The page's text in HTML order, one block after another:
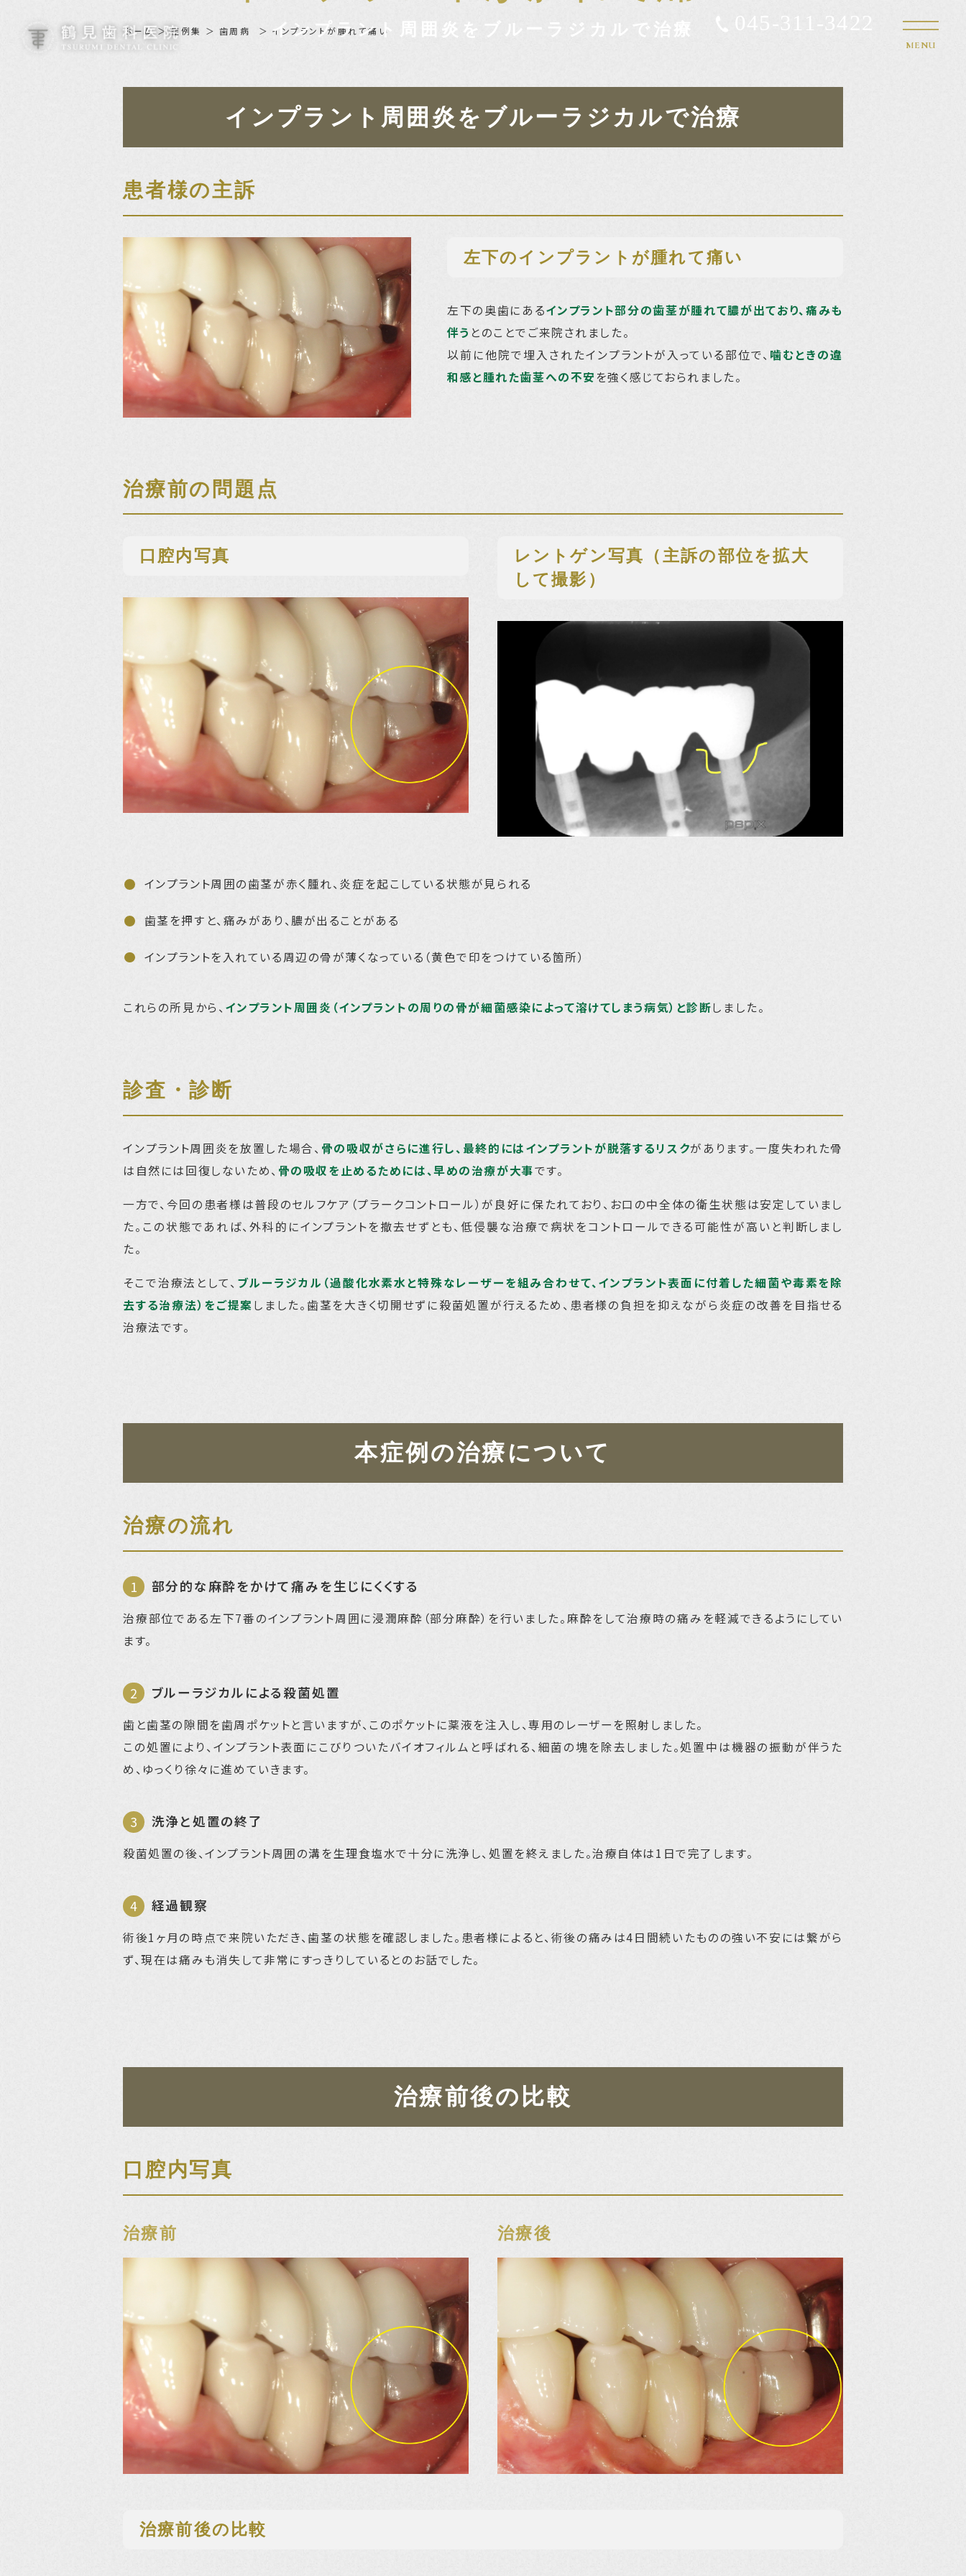
045-311-3422
MENU
インプラント周囲炎をブルーラジカルで治療
ホーム 症例集 歯周病 インプラントが腫れて痛い
インプラント周囲炎を ブルーラジカルで治療
患者様の主訴
左下のインプラントが腫れて痛い
左下の奥歯にあるインプラント部分の歯茎が腫れて膿が出ており、痛みも
伴う とのことでご来院されました。
以前に他院で埋入されたインプラントが入っている部位で、 噛むときの違
和感と腫れた歯茎への不安 を強く感じておられました。
治療前の問題点
口腔内写真
レントゲン写真（主訴の部位を拡大
して撮影）
インプラント周囲の歯茎が赤く腫れ、炎症を起こしている状態が見られる
歯茎を押すと、痛みがあり、膿が出ることがある
インプラントを入れている周辺の骨が薄くなっている（黄色で印をつけている箇所）
これらの所見から、 インプラント周囲炎（インプラントの周りの骨が細菌感染によって溶けてしまう病気）と診断しました。
診査・診断
インプラント周囲炎を放置した場合、 骨の吸収がさらに進行し、最終的にはインプラントが脱落するリスクがあります。一度失われた骨
は自然には回復しないため、 骨の吸収を止めるためには、早めの治療が大事です。
一方で、今回の患者様は普段のセルフケア（プラークコントロール）が良好に保たれており、お口の中全体の衛生状態は安定していまし
た。この状態であれば、外科的にインプラントを撤去せずとも、低侵襲な治療で病状をコントロールできる可能性が高いと判断しまし
た。
そこで治療法として、 ブルーラジカル（過酸化水素水と特殊なレーザーを組み合わせて、インプラント表面に付着した細菌や毒素を除
去する治療法）をご提案 しました。歯茎を大きく切開せずに殺菌処置が行えるため、患者様の負担を抑えながら炎症の改善を目指せる
治療法です。
本症例の治療について
治療の流れ
部分的な麻酔をかけて痛みを生じにくくする
治療部位である左下7番のインプラント周囲に浸潤麻酔（部分麻酔）を行いました。麻酔をして治療時の痛みを軽減できるようにしてい
ます。
ブルーラジカルによる殺菌処置
歯と歯茎の隙間を歯周ポケットと言いますが、このポケットに薬液を注入し、専用のレーザーを照射しました。
この処置により、インプラント表面にこびりついたバイオフィルムと呼ばれる、細菌の塊を除去しました。処置中は機器の振動が伴うた
め、ゆっくり徐々に進めていきます。
洗浄と処置の終了
殺菌処置の後、インプラント周囲の溝を生理食塩水で十分に洗浄し、処置を終えました。治療自体は1日で完了します。
経過観察
術後1ヶ月の時点で来院いただき、歯茎の状態を確認しました。患者様によると、術後の痛みは4日間続いたものの強い不安には繋がら
ず、現在は痛みも消失して非常にすっきりしているとのお話でした。
治療前後の比較
口腔内写真
治療前 治療後
治療前後の比較